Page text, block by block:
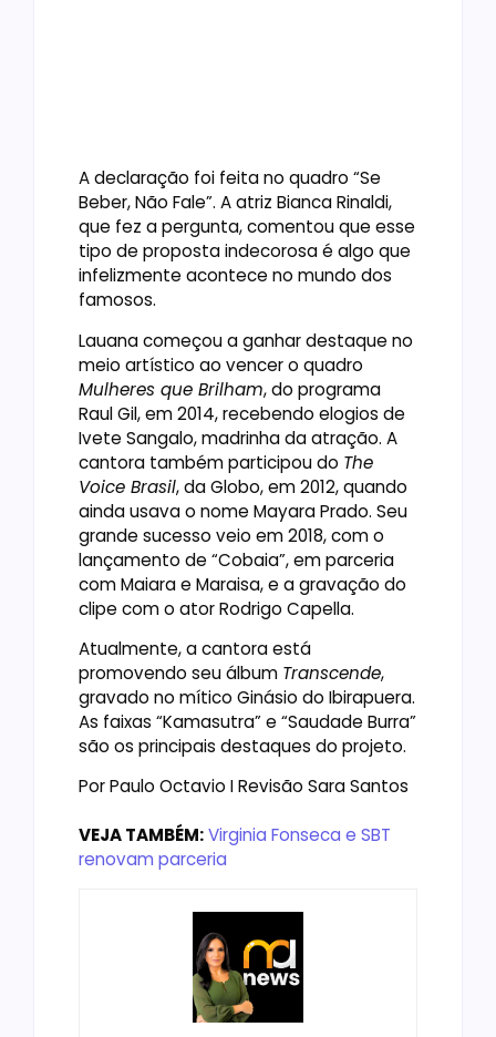
A declaração foi feita no quadro “Se
Beber, Não Fale”. A atriz Bianca Rinaldi,
que fez a pergunta, comentou que esse
tipo de proposta indecorosa é algo que
infelizmente acontece no mundo dos
famosos.
Lauana começou a ganhar destaque no
meio artístico ao vencer o quadro
Mulheres que Brilham, do programa
Raul Gil, em 2014, recebendo elogios de
Ivete Sangalo, madrinha da atração. A
cantora também participou do The
Voice Brasil, da Globo, em 2012, quando
ainda usava o nome Mayara Prado. Seu
grande sucesso veio em 2018, com o
lançamento de “Cobaia”, em parceria
com Maiara e Maraisa, e a gravação do
clipe com o ator Rodrigo Capella.
Atualmente, a cantora está
promovendo seu álbum Transcende,
gravado no mítico Ginásio do Ibirapuera.
As faixas “Kamasutra” e “Saudade Burra”
são os principais destaques do projeto.
Por Paulo Octavio I Revisão Sara Santos
VEJA TAMBÉM:Virginia Fonseca e SBT
renovam parceria